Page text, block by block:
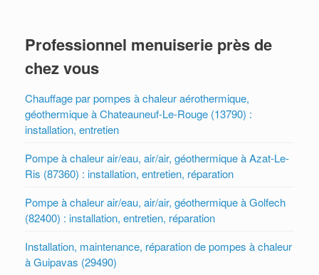
Professionnel menuiserie près de
chez vous
Chauffage par pompes à chaleur aérothermique,
géothermique à Chateauneuf-Le-Rouge (13790) :
installation, entretien
Pompe à chaleur air/eau, air/air, géothermique à Azat-Le-
Ris (87360) : installation, entretien, réparation
Pompe à chaleur air/eau, air/air, géothermique à Golfech
(82400) : installation, entretien, réparation
Installation, maintenance, réparation de pompes à chaleur
à Guipavas (29490)